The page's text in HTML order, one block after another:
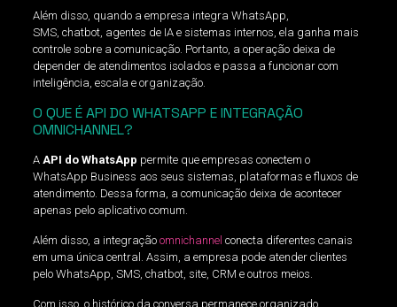
Além disso, quando a empresa integra WhatsApp,
SMS, chatbot, agentes de IA e sistemas internos, ela ganha mais
controle sobre a comunicação. Portanto, a operação deixa de
depender de atendimentos isolados e passa a funcionar com
inteligência, escala e organização.
O QUE É API DO WHATSAPP E INTEGRAÇÃO
OMNICHANNEL?
A API do WhatsApp permite que empresas conectem o
WhatsApp Business aos seus sistemas, plataformas e fluxos de
atendimento. Dessa forma, a comunicação deixa de acontecer
apenas pelo aplicativo comum.
Além disso, a integração omnichannel conecta diferentes canais
em uma única central. Assim, a empresa pode atender clientes
pelo WhatsApp, SMS, chatbot, site, CRM e outros meios.
Com isso, o histórico da conversa permanece organizado.